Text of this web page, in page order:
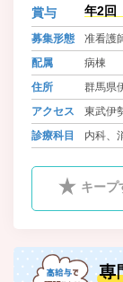
賞与 年2回
募集形態
准看護
配属
病棟
住所
群馬県
アクセス
東武伊
診療科目
内科、
内科
キープ